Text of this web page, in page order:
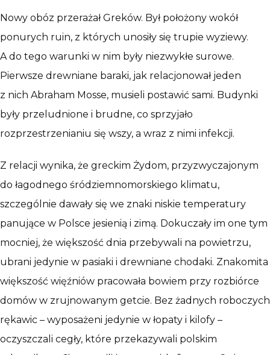
Nowy obóz przerażał Greków. Był położony wokół
ponurych ruin, z których unosiły się trupie wyziewy.
A do tego warunki w nim były niezwykłe surowe.
Pierwsze drewniane baraki, jak relacjonował jeden
z nich Abraham Mosse, musieli postawić sami. Budynki
były przeludnione i brudne, co sprzyjało
rozprzestrzenianiu się wszy, a wraz z nimi infekcji.
Z relacji wynika, że greckim Żydom, przyzwyczajonym
do łagodnego śródziemnomorskiego klimatu,
szczególnie dawały się we znaki niskie temperatury
panujące w Polsce jesienią i zimą. Dokuczały im one tym
mocniej, że większość dnia przebywali na powietrzu,
ubrani jedynie w pasiaki i drewniane chodaki. Znakomita
większość więźniów pracowała bowiem przy rozbiórce
domów w zrujnowanym getcie. Bez żadnych roboczych
rękawic – wyposażeni jedynie w łopaty i kilofy –
oczyszczali cegły, które przekazywali polskim